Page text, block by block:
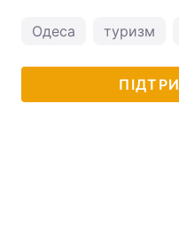
Одеса туризм